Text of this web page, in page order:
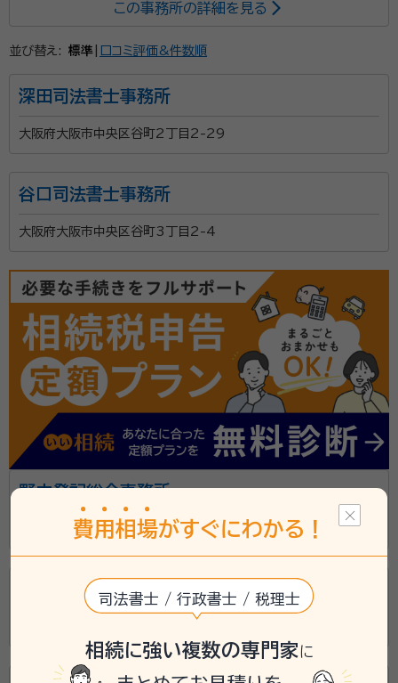
トップでのサポート体制 相続には、弁護士、司法書士、
携し、窓口を一本化することで、ご相談者の手間と時間
内容は、厳重に秘密を守ります。また、お急ぎの案件に
るよう努めます。 相続は、家族にとって大きな出来事で
せん。まずは一度、私たちにご相談ください。あなたの
いただきます。 お気軽にご連絡ください。
経歴： 20歳の時に行政書士試験合格 以後日本製鉄関係商社、錦商事、
に勤務後会社経営をし4年前に行政書士事務所を開業
整役を勤めて、お陰様でリタイアした後にこの経験を活
かそうと行政書士事務所を開きました。 皆さまの目線
を続けて参ります。
所属団体：日本行政書士会連合会 大阪府行政書士会
この事務所の詳細を見る
並び替え: 標準 口コミ評価&件数順
深田司法書士事務所
大阪府大阪市中央区谷町2丁目2-29
谷口司法書士事務所
大阪府大阪市中央区谷町3丁目2-4
野中登記総合事務所
大阪府大阪市東住吉区駒川1丁目10-14
中原登記測量事務所
費用 相場がすぐにわかる！
司法書士 / 行政書士 / 税理士
相続に強い複数の専門家に